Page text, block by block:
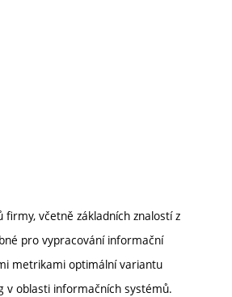
včetně základních znalostí z
pro vypracování informační
metrikami optimální variantu
v oblasti informačních systémů.